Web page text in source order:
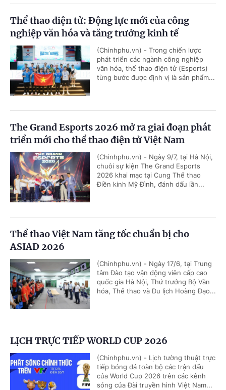
Thể thao điện tử: Động lực mới của công
nghiệp văn hóa và tăng trưởng kinh tế
(Chinhphu.vn) - Trong chiến lược
phát triển các ngành công nghiệp
văn hóa, thể thao điện tử (Esports)
từng bước được định vị là sản phẩm...
The Grand Esports 2026 mở ra giai đoạn phát
triển mới cho thể thao điện tử Việt Nam
(Chinhphu.vn) - Ngày 9/7, tại Hà Nội,
chuỗi sự kiện The Grand Esports
2026 khai mạc tại Cung Thể thao
Điền kinh Mỹ Đình, đánh dấu lần...
Thể thao Việt Nam tăng tốc chuẩn bị cho
ASIAD 2026
(Chinhphu.vn) - Ngày 17/6, tại Trung
tâm Đào tạo vận động viên cấp cao
quốc gia Hà Nội, Thứ trưởng Bộ Văn
hóa, Thể thao và Du lịch Hoàng Đạo...
LỊCH TRỰC TIẾP WORLD CUP 2026
(Chinhphu.vn) - Lịch tường thuật trực
tiếp bóng đá toàn bộ các trận đấu
của World Cup 2026 trên các kênh
sóng của Đài truyền hình Việt Nam...